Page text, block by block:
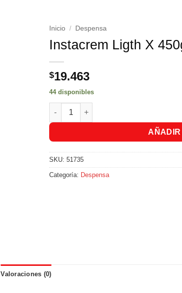
Inicio / Despensa
Instacrem Ligth X
$19.463
44 disponibles
Instacrem Ligth X 450gr. cantidad
SKU:51735
Categoría: Despensa
Valoraciones (0)